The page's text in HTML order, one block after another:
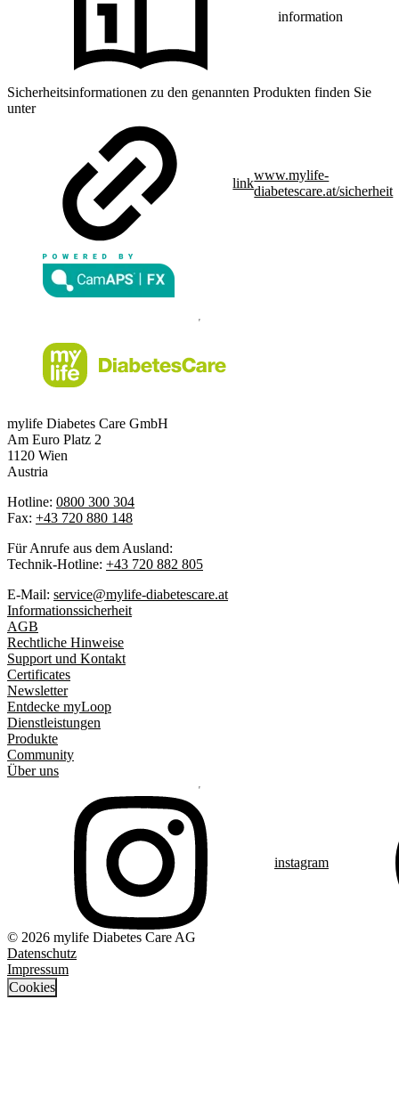
information
Sicherheitsinformationen zu den genannten Produkten finden Sie
unter
link
www.mylife-
diabetescare.at/sicherheit
mylife Diabetes Care GmbH
Am Euro Platz 2
1120 Wien
Austria
Hotline: 0800 300 304
Fax: +43 720 880 148
Für Anrufe aus dem Ausland:
Technik-Hotline: +43 720 882 805
E-Mail: service@mylife-diabetescare.at
Informationssicherheit
AGB
Rechtliche Hinweise
Support und Kontakt
Certificates
Newsletter
Entdecke myLoop
Dienstleistungen
Produkte
Community
Über uns
instagram
© 2026 mylife Diabetes Care AG
Datenschutz
Impressum
Cookies